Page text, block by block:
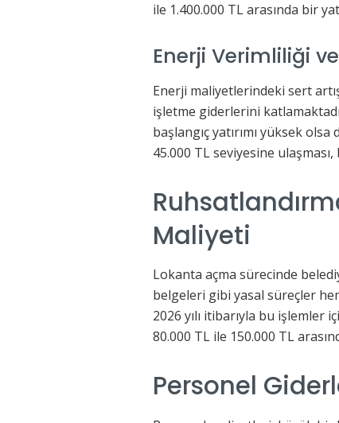
ile 1.400.000 TL arasında bir
Enerji Verimliliği
Enerji maliyetlerindeki sert
işletme giderlerini
başlangıç yatırımı yüksek
45.000 TL seviyesine
Maliyeti
Lokanta açma sürecinde
belgeleri gibi yasal süreçler
2026 yılı itibarıyla bu işlemler
80.000 TL ile 150.000 TL
Personel